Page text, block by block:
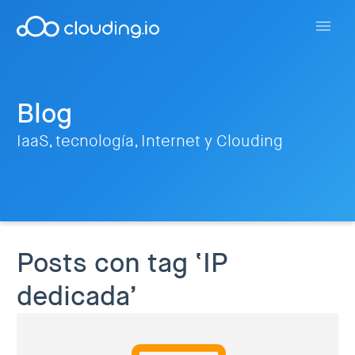
Blog
IaaS, tecnología, Internet y Clouding
Posts con tag ‘IP
dedicada’